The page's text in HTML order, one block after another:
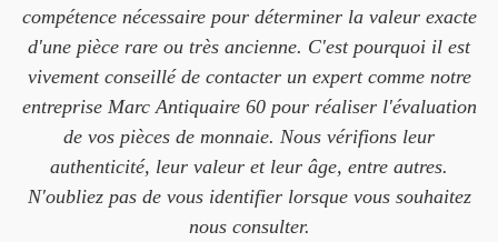
compétence nécessaire pour déterminer la valeur exacte
d'une pièce rare ou très ancienne. C'est pourquoi il est
vivement conseillé de contacter un expert comme notre
entreprise Marc Antiquaire 60 pour réaliser l'évaluation
de vos pièces de monnaie. Nous vérifions leur
authenticité, leur valeur et leur âge, entre autres.
N'oubliez pas de vous identifier lorsque vous souhaitez
nous consulter.